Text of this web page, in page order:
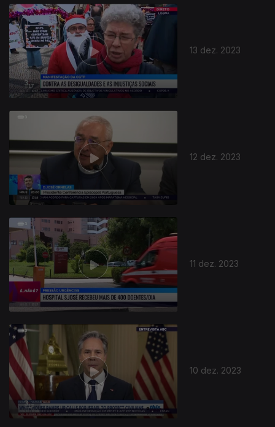
13 dez. 2023
12 dez. 2023
11 dez. 2023
10 dez. 2023